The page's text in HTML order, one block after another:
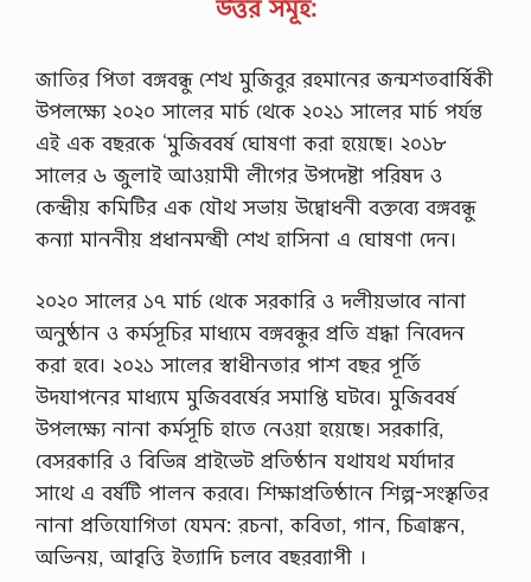
উত্তর সমূহ:
জাতির পিতা বঙ্গবন্ধু শেখ মুজিবুর রহমানের জন্মশতবার্ষিকী
উপলক্ষ্যে ২০২০ সালের মার্চ থেকে ২০২১ সালের মার্চ পর্যন্ত
এই এক বছরকে ‘মুজিববর্ষ ঘােষণা করা হয়েছে। ২০১৮
সালের ৬ জুলাই আওয়ামী লীগের উপদেষ্টা পরিষদ ও
কেন্দ্রীয় কমিটির এক যৌথ সভায় উদ্বোধনী বক্তব্যে বঙ্গবন্ধু
কন্যা মাননীয় প্রধানমন্ত্রী শেখ হাসিনা এ ঘােষণা দেন।
২০২০ সালের ১৭ মার্চ থেকে সরকারি ও দলীয়ভাবে নানা
অনুষ্ঠান ও কর্মসূচির মাধ্যমে বঙ্গবন্ধুর প্রতি শ্রদ্ধা নিবেদন
করা হবে। ২০২১ সালের স্বাধীনতার পাশ বছর পূর্তি
উদযাপনের মাধ্যমে মুজিববর্ষের সমাপ্তি ঘটবে। মুজিববর্ষ
উপলক্ষ্যে নানা কর্মসূচি হাতে নেওয়া হয়েছে। সরকারি,
বেসরকারি ও বিভিন্ন প্রাইভেট প্রতিষ্ঠান যথাযথ মর্যাদার
সাথে এ বর্ষটি পালন করবে। শিক্ষাপ্রতিষ্ঠানে শিল্প-সংস্কৃতির
নানা প্রতিযােগিতা যেমন: রচনা, কবিতা, গান, চিত্রাঙ্কন,
অভিনয়, আবৃত্তি ইত্যাদি চলবে বছরব্যাপী ।